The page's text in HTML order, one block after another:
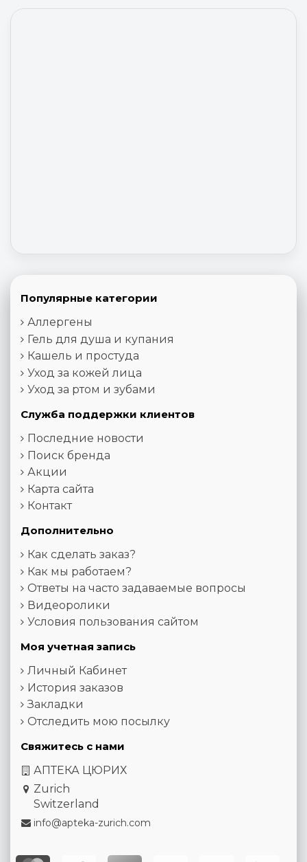
Популярные категории
Аллергены
Гель для душа и купания
Кашель и простуда
Уход за кожей лица
Уход за ртом и зубами
Служба поддержки клиентов
Последние новости
Поиск бренда
Акции
Карта сайта
Контакт
Дополнительно
Как сделать заказ?
Как мы работаем?
Ответы на часто задаваемые вопросы
Видеоролики
Условия пользования сайтом
Моя учетная запись
Личный Кабинет
История заказов
Закладки
Отследить мою посылку
Свяжитесь с нами
АПТЕКА ЦЮРИХ
Zurich
Switzerland
info@apteka-zurich.com